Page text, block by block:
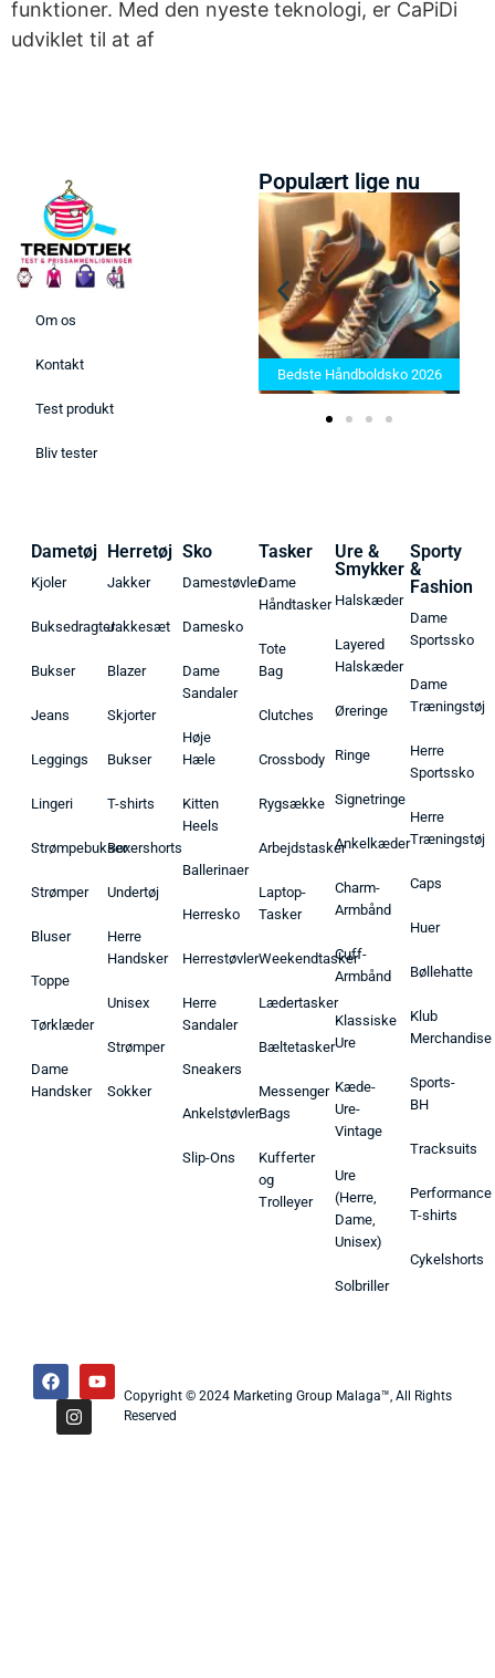
funktioner. Med den nyeste teknologi, er CaPiDi
udviklet til at af
Om os
Kontakt
Test produkt
Bliv tester
Populært lige nu
Bedste Saunatæppe 2025 –
Find de bedste produkter her!
Bedste Håndboldsko 2026
Dametøj
Kjoler
Buksedragter
Bukser
Jeans
Leggings
Lingeri
Strømpebukser
Strømper
Bluser
Toppe
Tørklæder
Dame
Handsker
Herretøj
Jakker
Jakkesæt
Blazer
Skjorter
Bukser
T-shirts
Boxershorts
Undertøj
Herre
Handsker
Unisex
Strømper
Sokker
Sko
Damestøvler
Damesko
Dame
Sandaler
Høje
Hæle
Kitten
Heels
Ballerinaer
Herresko
Herrestøvler
Herre
Sandaler
Sneakers
Ankelstøvler
Slip-Ons
Tasker
Dame
Håndtasker
Tote
Bag
Clutches
Crossbody
Rygsække
Arbejdstasker
Laptop-
Tasker
Weekendtasker
Lædertasker
Bæltetasker
Messenger
Bags
Kufferter
og
Trolleyer
Ure &
Smykker
Halskæder
Layered
Halskæder
Øreringe
Ringe
Signetringe
Ankelkæder
Charm-
Armbånd
Cuff-
Armbånd
Klassiske
Ure
Kæde-
Ure-
Vintage
Ure
(Herre,
Dame,
Unisex)
Solbriller
Sporty
&
Fashion
Dame
Sportssko
Dame
Træningstøj
Herre
Sportssko
Herre
Træningstøj
Caps
Huer
Bøllehatte
Klub
Merchandise
Sports-
BH
Tracksuits
Performance
T-shirts
Cykelshorts
Copyright © 2024 Marketing Group Malaga™, All Rights
Reserved